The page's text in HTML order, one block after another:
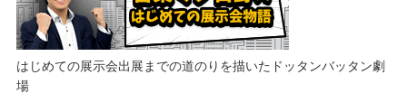
はじめての展示会出展までの道のりを描いたドッタンバッタン劇
場